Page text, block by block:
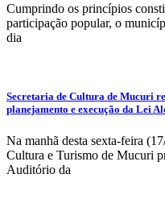
Cumprindo os princípios
participação popular, o
dia
Secretaria de Cultura de Mucuri
planejamento e execução da Lei
Na manhã desta sexta-feira
Cultura e Turismo de Mucuri
Auditório da